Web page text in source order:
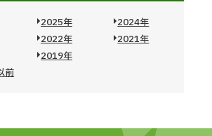
2025年
2024年
2022年
2021年
2019年
前